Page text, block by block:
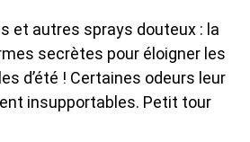
et autres sprays douteux : la
secrètes pour éloigner les
d’été ! Certaines odeurs leur
insupportables. Petit tour